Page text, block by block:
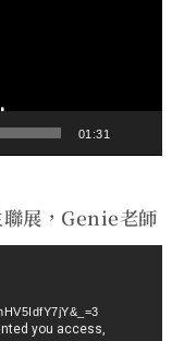
01:31
聯展，Genie老師